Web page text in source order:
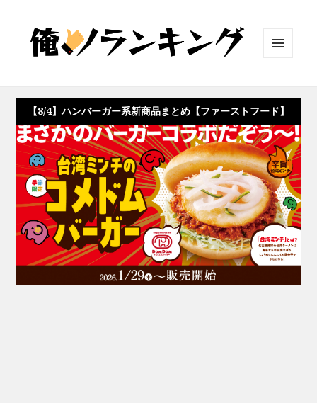
ット
【8/4】ハンバーガー系新商品まとめ【ファーストフード】